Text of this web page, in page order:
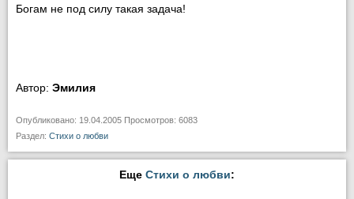
Богам не под силу такая задача!
Автор: Эмилия
Опубликовано: 19.04.2005 Просмотров: 6083
Раздел: Стихи о любви
Еще Стихи о любви: